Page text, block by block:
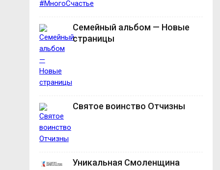
Семейный альбом — Новые
страницы
Святое воинство Отчизны
Уникальная Смоленщина